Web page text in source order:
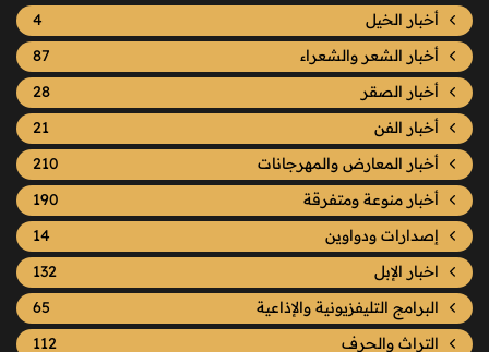
أخبار الخيل
4
أخبار الشعر والشعراء
87
أخبار الصقر
28
أخبار الفن
21
أخبار المعارض والمهرجانات
210
أخبار منوعة ومتفرقة
190
إصدارات ودواوين
14
اخبار الإبل
132
البرامج التليفزيونية والإذاعية
65
التراث والحرف
112